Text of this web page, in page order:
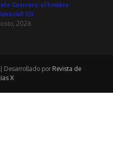
Guerrero: el hombre
3/3
2026
Desarrollado por Revista de
X